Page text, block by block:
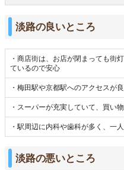
淡路の良いところ
・商店街は、お店が閉まっても街
ているので安心
・梅田駅や京都駅へのアクセスが
・スーパーが充実していて、買い
・駅周辺に内科や歯科が多く、一
淡路の悪いところ